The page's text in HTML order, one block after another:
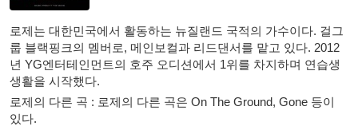
로제는 대한민국에서 활동하는 뉴질랜드 국적의 가수이다. 걸그
룹 블랙핑크의 멤버로, 메인보컬과 리드댄서를 맡고 있다. 2012
년 YG엔터테인먼트의 호주 오디션에서 1위를 차지하며 연습생
생활을 시작했다.
로제의 다른 곡 : 로제의 다른 곡은 On The Ground, Gone 등이
있다.